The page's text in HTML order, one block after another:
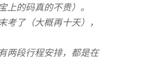
上的码真的不贵）。
考了（大概再十天），
两段行程安排，都是在